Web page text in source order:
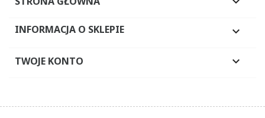
INFORMACJA O SKLEPIE 
TWOJE KONTO 